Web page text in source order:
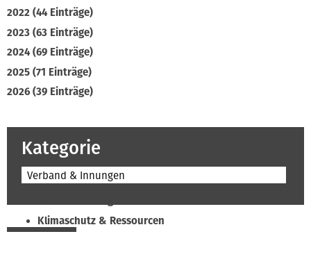
2022 (44 Einträge)
2023 (63 Einträge)
2024 (69 Einträge)
2025 (71 Einträge)
2026 (39 Einträge)
Kategorie
Verband & Innungen
Klimaschutz & Ressourcen